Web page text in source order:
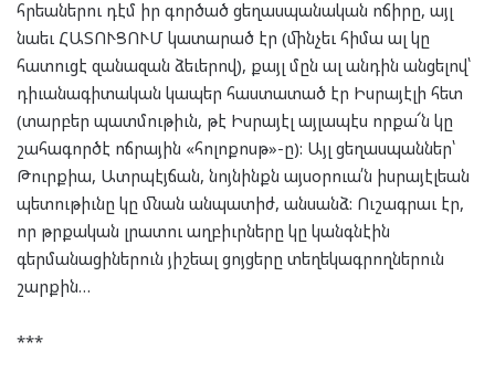
հրեաներու դէմ իր գործած ցեղասպանական ոճիրը, այլ
նաեւ ՀԱՏՈՒՑՈՒՄ կատարած էր (մինչեւ հիմա ալ կը
հատուցէ զանազան ձեւերով), քայլ մըն ալ անդին անցելով՝
դիւանագիտական կապեր հաստատած էր Իսրայէլի հետ
(տարբեր պատմութիւն, թէ Իսրայէլ այլապէս որքա՜ն կը
շահագործէ ոճրային «հոլոքոսթ»-ը): Այլ ցեղասպաններ՝
Թուրքիա, Ատրպէյճան, նոյնինքն այսօրուա՛ն իսրայէլեան
պետութիւնը կը մնան անպատիժ, անսանձ: Ուշագրաւ էր,
որ թրքական լրատու աղբիւրները կը կանգնէին
գերմանացիներուն յիշեալ ցոյցերը տեղեկագրողներուն
շարքին…
***